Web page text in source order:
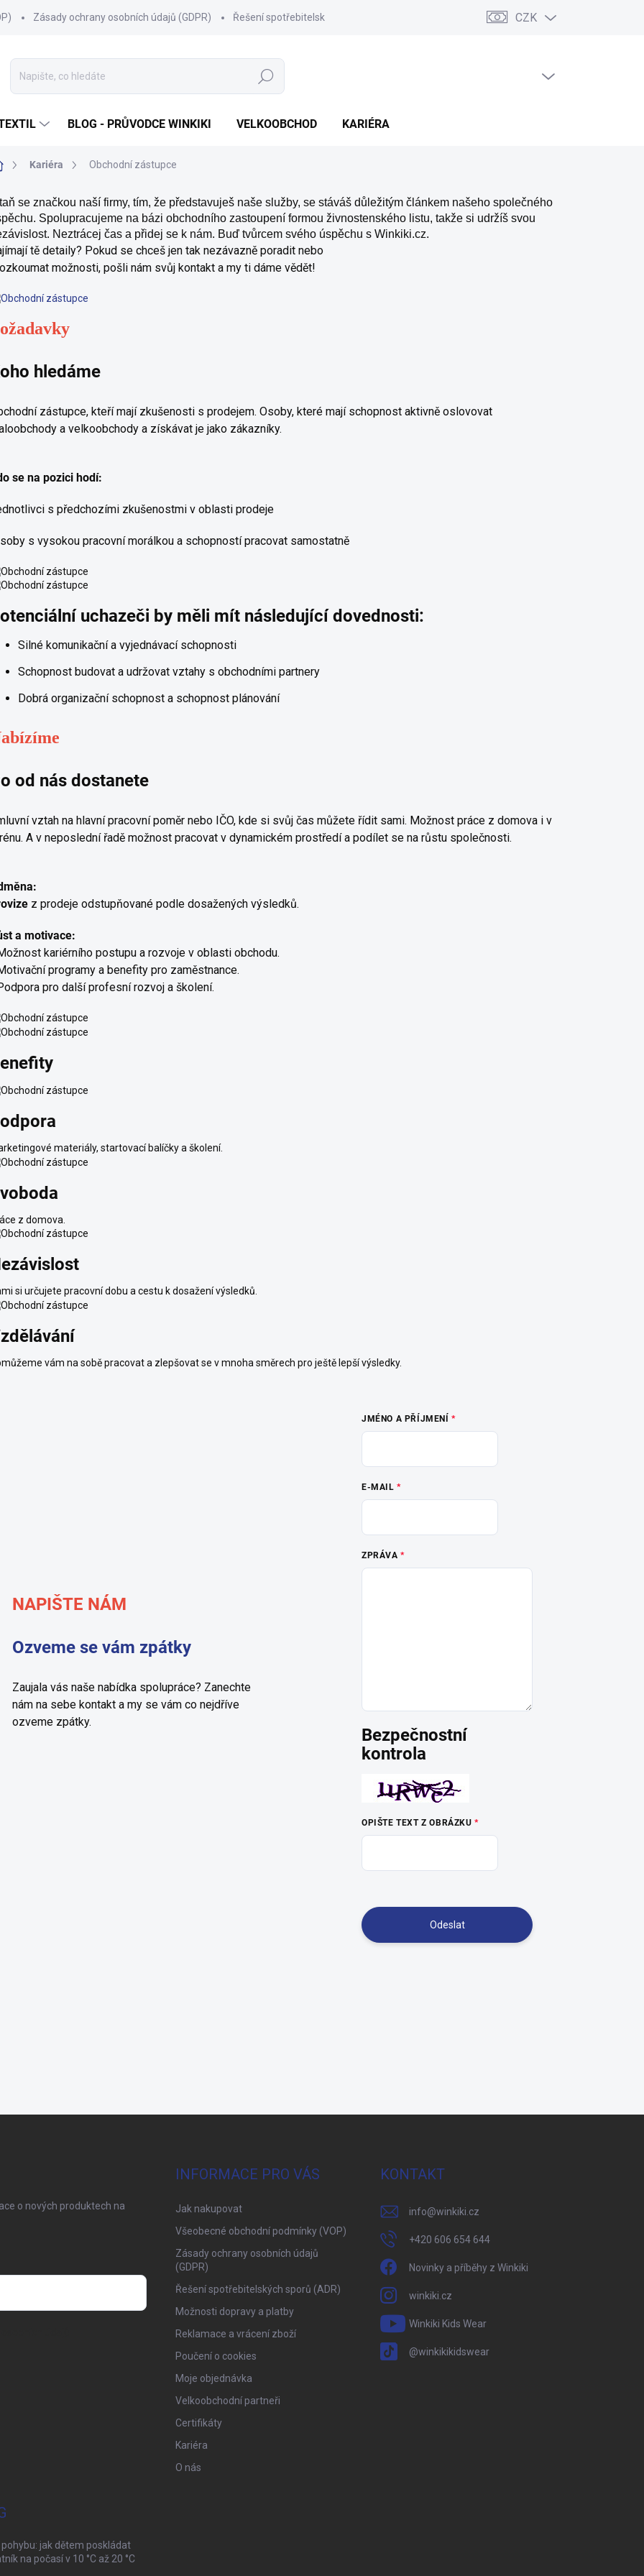
Zásady ochrany osobních údajů (GDPR) Řešení spotřebitelských sporů (ADR) Možnosti dopravy a platby
CZK
Hledat
BLOG - PRŮVODCE WINKIKI VELKOOBCHOD KARIÉRA
Domů Kariéra Obchodní zástupce
se značkou naší firmy, tím, že představuješ naše služby, se stáváš důležitým článkem našeho společného
Spolupracujeme na bázi obchodního zastoupení formou živnostenského listu, takže si udržíš svou
Neztrácej čas a přidej se k nám. Buď tvůrcem svého úspěchu s Winkiki.cz.
tě detaily? Pokud se chceš jen tak nezávazně poradit nebo
možnosti, pošli nám svůj kontakt a my ti dáme vědět!
hledáme
zástupce, kteří mají zkušenosti s prodejem. Osoby, které mají schopnost aktivně oslovovat
a velkoobchody a získávat je jako zákazníky.
se na pozici hodí:
s předchozími zkušenostmi v oblasti prodeje
s vysokou pracovní morálkou a schopností pracovat samostatně
uchazeči by měli mít následující dovednosti:
Silné komunikační a vyjednávací schopnosti
Schopnost budovat a udržovat vztahy s obchodními partnery
Dobrá organizační schopnost a schopnost plánování
od nás dostanete
vztah na hlavní pracovní poměr nebo IČO, kde si svůj čas můžete řídit sami. Možnost práce z domova i v
A v neposlední řadě možnost pracovat v dynamickém prostředí a podílet se na růstu společnosti.
z prodeje odstupňované podle dosažených výsledků.
a motivace:
kariérního postupu a rozvoje v oblasti obchodu.
programy a benefity pro zaměstnance.
pro další profesní rozvoj a školení.
materiály, startovací balíčky a školení.
z domova.
si určujete pracovní dobu a cestu k dosažení výsledků.
vám na sobě pracovat a zlepšovat se v mnoha směrech pro ještě lepší výsledky.
NAPIŠTE NÁM
Ozveme se vám zpátky
Zaujala vás naše nabídka spolupráce? Zanechte
nám na sebe kontakt a my se vám co nejdříve
ozveme zpátky.
JMÉNO A PŘÍJMENÍ
E-MAIL
ZPRÁVA
Bezpečnostní
kontrola
OPIŠTE TEXT Z OBRÁZKU
Odeslat
o nových produktech na
INFORMACE PRO VÁS
Jak nakupovat
Všeobecné obchodní podmínky (VOP)
Zásady ochrany osobních údajů
(GDPR)
Řešení spotřebitelských sporů (ADR)
Možnosti dopravy a platby
Reklamace a vrácení zboží
Poučení o cookies
Moje objednávka
Velkoobchodní partneři
Certifikáty
Kariéra
O nás
KONTAKT
info@winkiki.cz
+420 606 654 644
Novinky a příběhy z Winkiki
winkiki.cz
Winkiki Kids Wear
@winkikikidswear
jak dětem poskládat
na počasí v 10 °C až 20 °C